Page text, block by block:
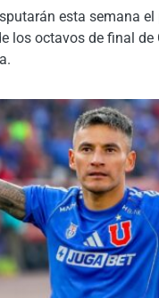
esta semana
los octavos de final de